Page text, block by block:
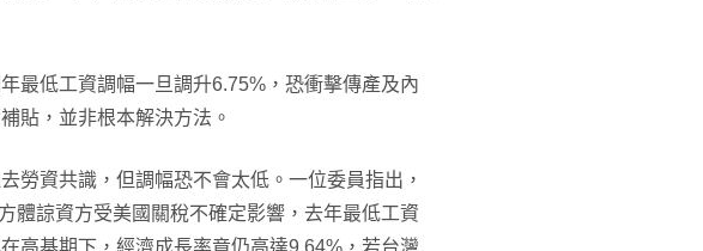
最低工資調幅一旦調升6.75%，恐衝擊傳產及內
貼，並非根本解決方法。
勞資共識，但調幅恐不會太低。一位委員指出，
體諒資方受美國關稅不確定影響，去年最低工資
高基期下，經濟成長率竟仍高達9.64%，若台灣